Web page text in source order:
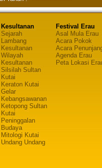
Kesultanan
Sejarah
Lambang
Kesultanan
Wilayah
Kesultanan
Silsilah Sultan
Kutai
Keraton Kutai
Gelar
Kebangsawanan
Ketopong Sultan
Kutai
Peninggalan
Budaya
Mitologi Kutai
Undang Undang
Festival Erau
Asal Mula Erau
Acara Pokok
Acara
Agenda Erau
Peta Lokasi